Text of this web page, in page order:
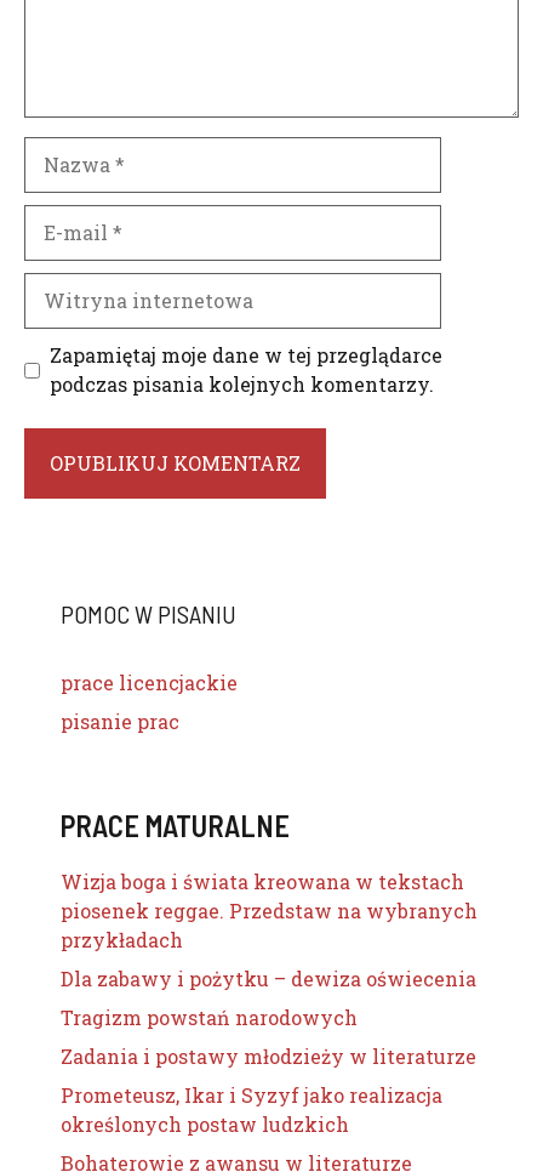
mail
internetowa
Zapamiętaj moje dane w tej przeglądarce
podczas pisania kolejnych komentarzy.
POMOC W PISANIU
prace licencjackie
pisanie prac
PRACE MATURALNE
Wizja boga i świata kreowana w tekstach
piosenek reggae. Przedstaw na wybranych
przykładach
Dla zabawy i pożytku – dewiza oświecenia
Tragizm powstań narodowych
Zadania i postawy młodzieży w literaturze
Prometeusz, Ikar i Syzyf jako realizacja
określonych postaw ludzkich
Bohaterowie z awansu w literaturze